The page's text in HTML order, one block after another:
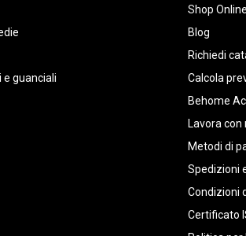
e guanciali
Shop Online
Blog
Richiedi
Calcola
Behome
Lavora con
Metodi di
Spedizioni
Condizioni
Certificato